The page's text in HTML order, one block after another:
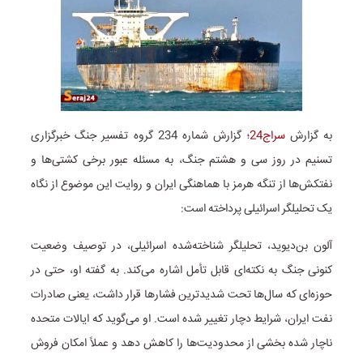
به گزارشسراج24
؛ گزارش شماره 234 گروه تفسیر جنگ خبرگزاری
تسنیم در روز سی و هشتم جنگ، به مسئله عبور برخی کشتی‌ها و
نفتکش‌ها از تنگه هرمز با هماهنگی ایران و روایت این موضوع از نگاه
یک تحلیلگر اسرائیلی پرداخته است:
آلون بن‌دیوید، تحلیلگر شناخته‌شده اسرائیلی، در توصیف وضعیت
کنونی جنگ به نکته‌ای قابل تأمل اشاره می‌کند. به گفته او، حتی در
حوزه‌ای که سال‌ها تحت شدیدترین فشارها قرار داشت، یعنی صادرات
نفت ایران، شرایط دچار تغییر شده است. او می‌گوید که ایالات متحده
ناچار شده بخشی از محدودیت‌ها را کاهش دهد و عملاً امکان فروش